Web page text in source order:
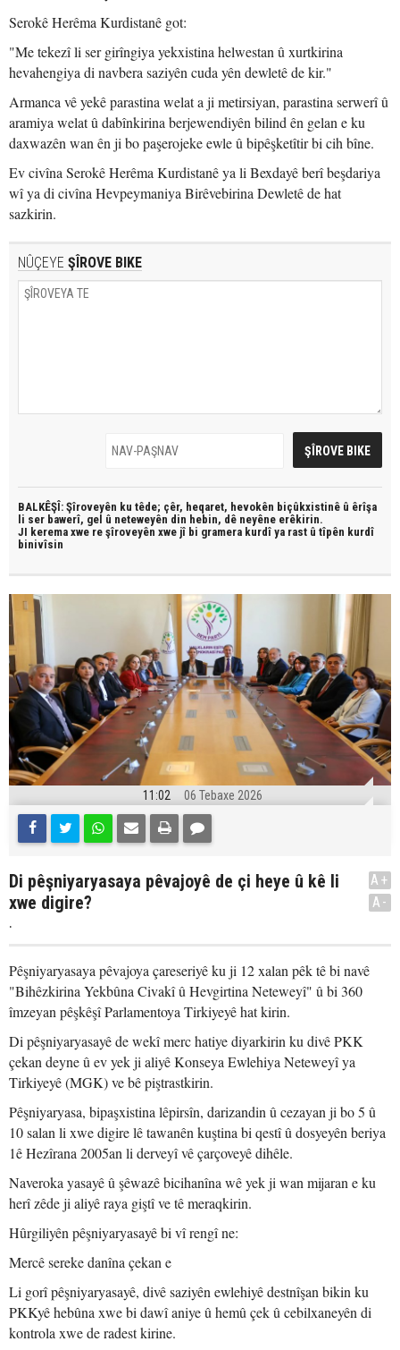
Serokê Herêma Kurdistanê got:
"Me tekezî li ser girîngiya yekxistina helwestan û xurtkirina
hevahengiya di navbera saziyên cuda yên dewletê de kir."
Armanca vê yekê parastina welat a ji metirsiyan, parastina serwerî û
aramiya welat û dabînkirina berjewendiyên bilind ên gelan e ku
daxwazên wan ên ji bo paşerojeke ewle û bipêşketîtir bi cih bîne.
Ev civîna Serokê Herêma Kurdistanê ya li Bexdayê berî beşdariya
wî ya di civîna Hevpeymaniya Birêvebirina Dewletê de hat
sazkirin.
NÛÇEYE ŞÎROVE BIKE
BALKÊŞÎ: Şîroveyên ku têde; çêr, heqaret, hevokên biçûkxistinê û êrîşa
li ser bawerî, gel û neteweyên din hebin, dê neyêne erêkirin.
JI kerema xwe re şîroveyên xwe jî bi gramera kurdî ya rast û tîpên kurdî
binivîsin
11:02 06 Tebaxe 2026
Di pêşniyaryasaya pêvajoyê de çi heye û kê li
xwe digire?
.
A+
A-
Pêşniyaryasaya pêvajoya çareseriyê ku ji 12 xalan pêk tê bi navê
"Bihêzkirina Yekbûna Civakî û Hevgirtina Neteweyî" û bi 360
îmzeyan pêşkêşî Parlamentoya Tirkiyeyê hat kirin.
Di pêşniyaryasayê de wekî merc hatiye diyarkirin ku divê PKK
çekan deyne û ev yek ji aliyê Konseya Ewlehiya Neteweyî ya
Tirkiyeyê (MGK) ve bê piştrastkirin.
Pêşniyaryasa, bipaşxistina lêpirsîn, darizandin û cezayan ji bo 5 û
10 salan li xwe digire lê tawanên kuştina bi qestî û dosyeyên beriya
1ê Hezîrana 2005an li derveyî vê çarçoveyê dihêle.
Naveroka yasayê û şêwazê bicihanîna wê yek ji wan mijaran e ku
herî zêde ji aliyê raya giştî ve tê meraqkirin.
Hûrgiliyên pêşniyaryasayê bi vî rengî ne:
Mercê sereke danîna çekan e
Li gorî pêşniyaryasayê, divê saziyên ewlehiyê destnîşan bikin ku
PKKyê hebûna xwe bi dawî aniye û hemû çek û cebilxaneyên di
kontrola xwe de radest kirine.